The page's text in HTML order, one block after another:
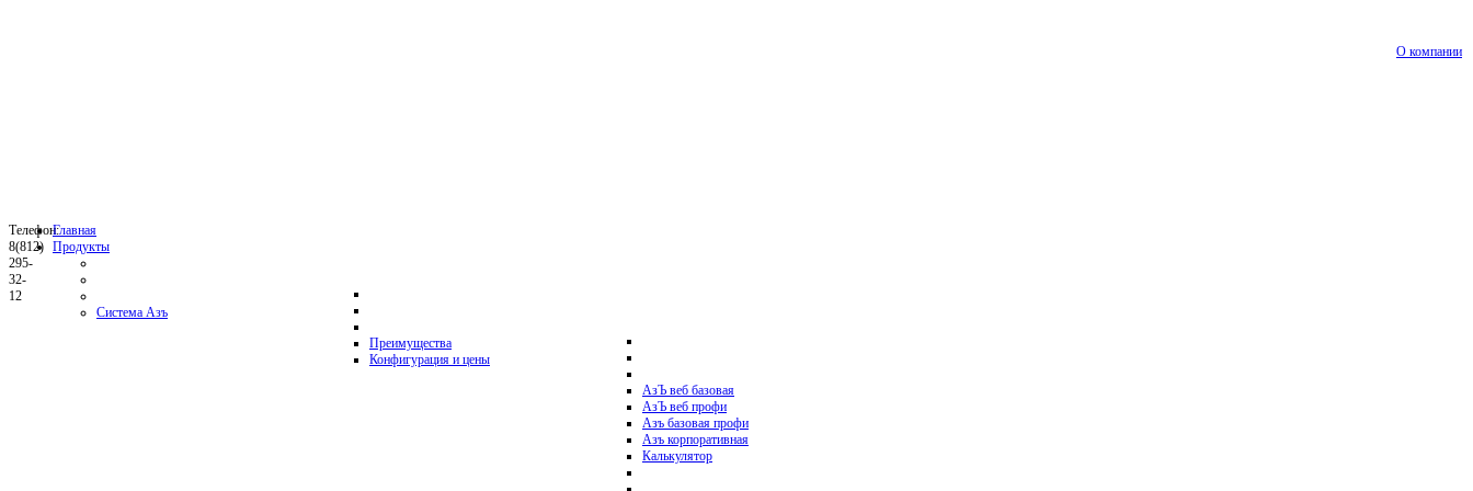
Телефон:
8(812)
295-
32-
12
О компании
Главная
Продукты
Система Азъ
Преимущества
Конфигурация и цены
АзЪ веб базовая
АзЪ веб профи
Азъ базовая профи
Азъ корпоративная
Калькулятор